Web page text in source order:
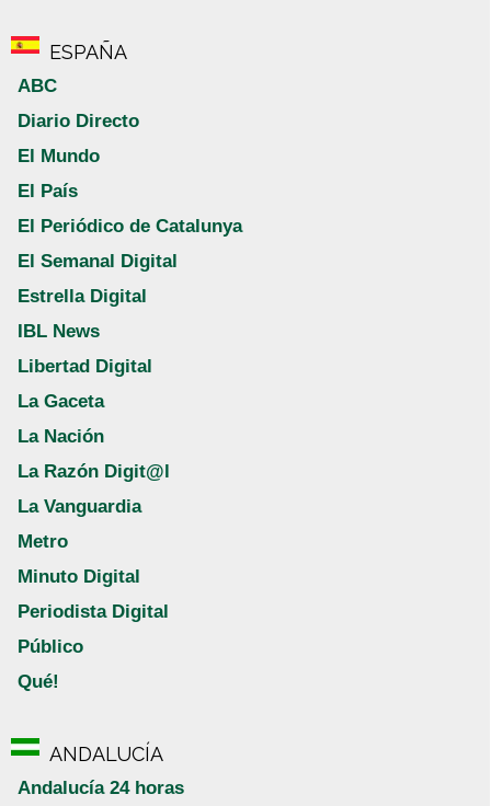
ESPAÑA
ABC
Diario Directo
El Mundo
El País
El Periódico de Catalunya
El Semanal Digital
Estrella Digital
IBL News
Libertad Digital
La Gaceta
La Nación
La Razón Digit@l
La Vanguardia
Metro
Minuto Digital
Periodista Digital
Público
Qué!
ANDALUCÍA
Andalucía 24 horas